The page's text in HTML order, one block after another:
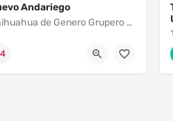
Andariego
Grupo Andariego de Chihuahua de Genero Grupero Norteño Sax con más de 30 años de Trayectoria , Estamos Listos para cualquier tipo de evento .. Xv , Bodas , Bautizos , Aniversarios y Fiestas... Contrataciones aquí mismo en nuestra vía de contacto.
7